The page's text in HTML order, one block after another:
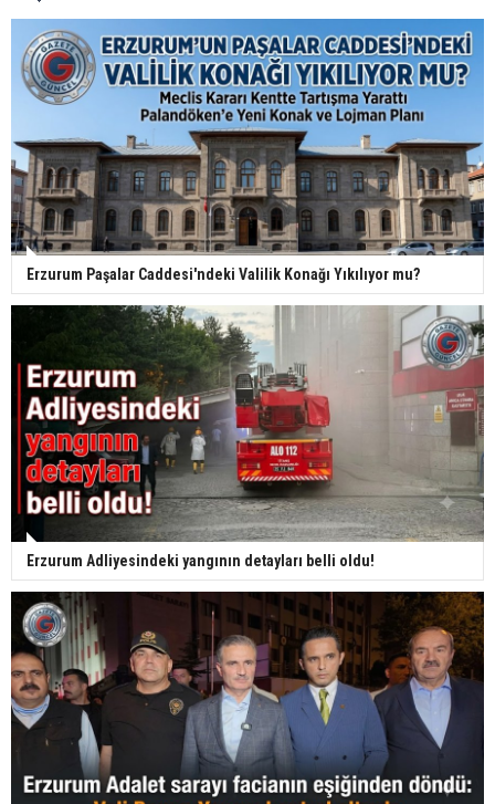
Erzurum Paşalar Caddesi'ndeki Valilik Konağı Yıkılıyor mu?
Erzurum Adliyesindeki yangının detayları belli oldu!